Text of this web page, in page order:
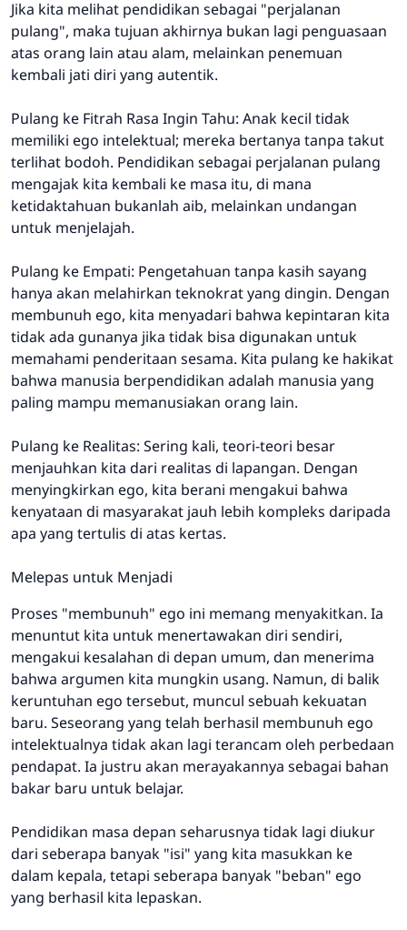
Jika kita melihat pendidikan sebagai "perjalanan
pulang", maka tujuan akhirnya bukan lagi penguasaan
atas orang lain atau alam, melainkan penemuan
kembali jati diri yang autentik.
Pulang ke Fitrah Rasa Ingin Tahu: Anak kecil tidak
memiliki ego intelektual; mereka bertanya tanpa takut
terlihat bodoh. Pendidikan sebagai perjalanan pulang
mengajak kita kembali ke masa itu, di mana
ketidaktahuan bukanlah aib, melainkan undangan
untuk menjelajah.
Pulang ke Empati: Pengetahuan tanpa kasih sayang
hanya akan melahirkan teknokrat yang dingin. Dengan
membunuh ego, kita menyadari bahwa kepintaran kita
tidak ada gunanya jika tidak bisa digunakan untuk
memahami penderitaan sesama. Kita pulang ke hakikat
bahwa manusia berpendidikan adalah manusia yang
paling mampu memanusiakan orang lain.
Pulang ke Realitas: Sering kali, teori-teori besar
menjauhkan kita dari realitas di lapangan. Dengan
menyingkirkan ego, kita berani mengakui bahwa
kenyataan di masyarakat jauh lebih kompleks daripada
apa yang tertulis di atas kertas.
Melepas untuk Menjadi
Proses "membunuh" ego ini memang menyakitkan. Ia
menuntut kita untuk menertawakan diri sendiri,
mengakui kesalahan di depan umum, dan menerima
bahwa argumen kita mungkin usang. Namun, di balik
keruntuhan ego tersebut, muncul sebuah kekuatan
baru. Seseorang yang telah berhasil membunuh ego
intelektualnya tidak akan lagi terancam oleh perbedaan
pendapat. Ia justru akan merayakannya sebagai bahan
bakar baru untuk belajar.
Pendidikan masa depan seharusnya tidak lagi diukur
dari seberapa banyak "isi" yang kita masukkan ke
dalam kepala, tetapi seberapa banyak "beban" ego
yang berhasil kita lepaskan.